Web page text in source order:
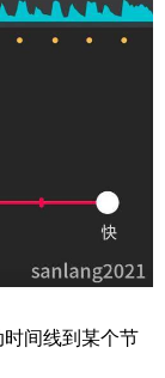
间线到某个节